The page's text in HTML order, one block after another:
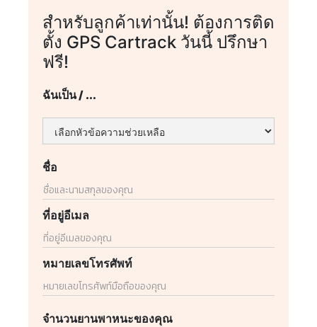
สำหรับลูกค้าเท่านั้น! ต้องการติด
ตั้ง GPS Cartrack วันนี้ ปรึกษา
ฟรี!
ฉันเป็น / ...
ชื่อ
ที่อยู่อีเมล
หมายเลขโทรศัพท์
จำนวนยานพาหนะของคุณ